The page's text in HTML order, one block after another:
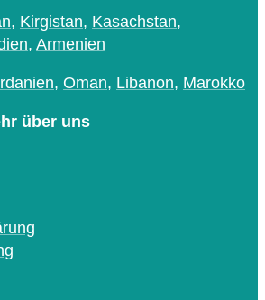
, Kirgistan, Kasachstan,
, Armenien
, Oman, Libanon, Marokko
über uns